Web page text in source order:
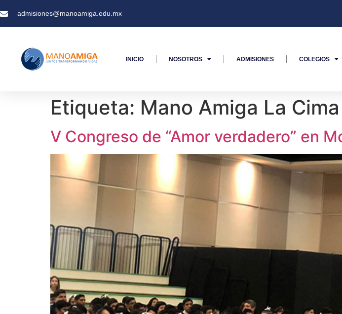
admisiones@manoamiga.edu.mx
INICIO NOSOTROS ADMISIONES COLEGIOS
Etiqueta: Mano Amiga La Cima
V Congreso de “Amor verdadero” en